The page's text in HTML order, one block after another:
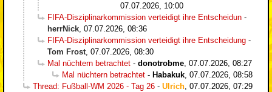
07.07.2026, 10:00
FIFA-Disziplinarkommission verteidigt ihre Entscheidun -
herrNick, 07.07.2026, 08:36
FIFA-Disziplinarkommission verteidigt ihre Entscheidung -
Tom Frost, 07.07.2026, 08:30
Mal nüchtern betrachtet - donotrobme, 07.07.2026, 08:27
Mal nüchtern betrachtet - Habakuk, 07.07.2026, 08:58
Thread: Fußball-WM 2026 - Tag 26 - Ulrich, 07.07.2026, 07:29